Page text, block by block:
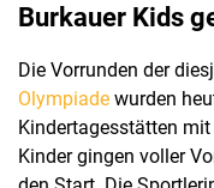
Burkauer Kids
Die Vorrunden der
Olympiade wurden
Kindertagesstätten
Kinder gingen voller